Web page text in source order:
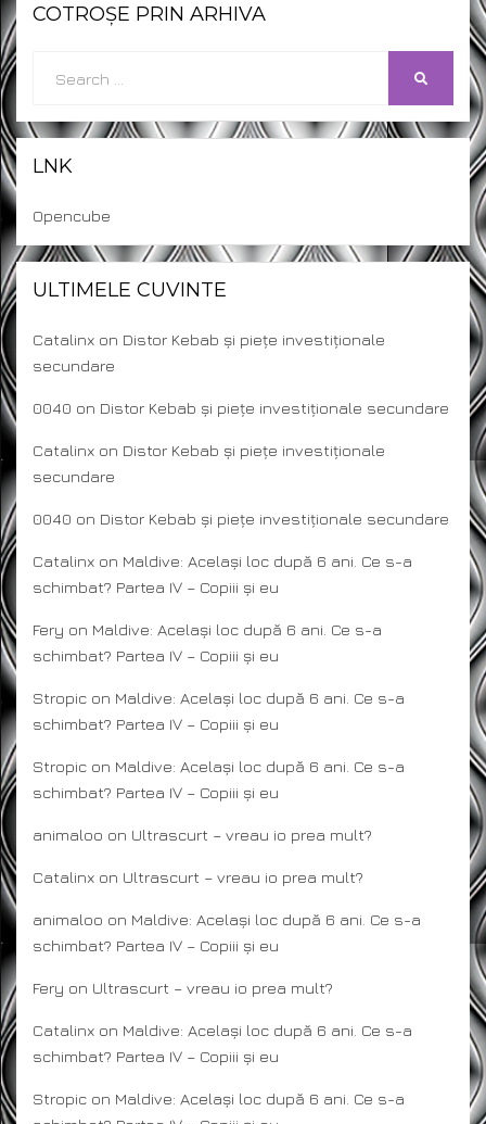
COTROȘE PRIN ARHIVA
SEARCH
LNK
Opencube
ULTIMELE CUVINTE
Catalinx on Distor Kebab și piețe investiționale
secundare
0040 on Distor Kebab și piețe investiționale secundare
Catalinx on Distor Kebab și piețe investiționale
secundare
0040 on Distor Kebab și piețe investiționale secundare
Catalinx on Maldive: Același loc după 6 ani. Ce s-a
schimbat? Partea IV – Copiii și eu
Fery on Maldive: Același loc după 6 ani. Ce s-a
schimbat? Partea IV – Copiii și eu
Stropic on Maldive: Același loc după 6 ani. Ce s-a
schimbat? Partea IV – Copiii și eu
Stropic on Maldive: Același loc după 6 ani. Ce s-a
schimbat? Partea IV – Copiii și eu
animaloo on Ultrascurt – vreau io prea mult?
Catalinx on Ultrascurt – vreau io prea mult?
animaloo on Maldive: Același loc după 6 ani. Ce s-a
schimbat? Partea IV – Copiii și eu
Fery on Ultrascurt – vreau io prea mult?
Catalinx on Maldive: Același loc după 6 ani. Ce s-a
schimbat? Partea IV – Copiii și eu
Stropic on Maldive: Același loc după 6 ani. Ce s-a